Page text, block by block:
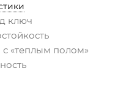
ключ
«теплым полом»